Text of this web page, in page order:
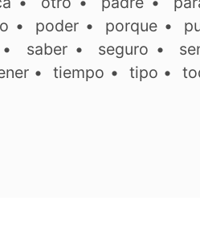
• poder • porque •
• saber• seguro •
•tiempo • tipo •